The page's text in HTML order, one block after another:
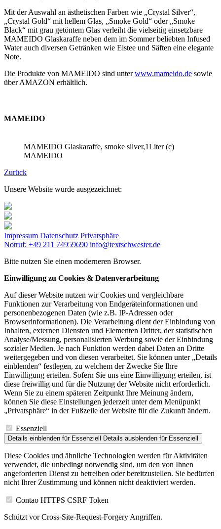
Mit der Auswahl an ästhetischen Farben wie „Crystal Silver“,
„Crystal Gold“ mit hellem Glas, „Smoke Gold“ oder „Smoke
Black“ mit grau getöntem Glas verleiht die vielseitig einsetzbare
MAMEIDO Glaskaraffe neben dem im Sommer beliebten Infused
Water auch diversen Getränken wie Eistee und Säften eine elegante
Note.
Die Produkte von MAMEIDO sind unterwww.mameido.de sowie
über AMAZON erhältlich.
MAMEIDO
MAMEIDO Glaskaraffe, smoke silver,1Liter (c)
MAMEIDO
Zurück
Unsere Website wurde ausgezeichnet:
Impressum Datenschutz Privatsphäre
Notruf: +49 211 74959690 info@textschwester.de
Bitte nutzen Sie einen moderneren Browser.
Einwilligung zu Cookies & Datenverarbeitung
Auf dieser Website nutzen wir Cookies und vergleichbare
Funktionen zur Verarbeitung von Endgeräteinformationen und
personenbezogenen Daten (wie z.B. IP-Adressen oder
Browserinformationen). Die Verarbeitung dient der Einbindung von
Inhalten, externen Diensten und Elementen Dritter, der statistischen
Analyse/Messung, personalisierten Werbung sowie der Einbindung
sozialer Medien. Je nach Funktion werden dabei Daten an Dritte
weitergegeben und von diesen verarbeitet. Sie können unter „Details
einblenden“ festlegen, zu welchem der Zwecke Sie Ihre
Einwilligung erteilen. Sofern Sie uns eine Einwilligung erteilen, ist
diese freiwillig und für die Nutzung der Website nicht erforderlich.
Wenn Sie zu einem späteren Zeitpunkt Ihre Meinung ändern,
können Sie diese Einstellungen jederzeit unter dem Menüpunkt
„Privatsphäre“ in der Fußzeile der Website für die Zukunft ändern.
Essenziell
Details einblenden für Essenziell Details ausblenden für Essenziell
Diese Cookies und ähnliche Technologien werden für Aktivitäten
verwendet, die unbedingt notwendig sind, um den von Ihnen
angeforderten Dienst zu betreiben oder bereitzustellen. Sie bedürfen
nicht Ihrer Zustimmung und können nicht deaktiviert werden.
Contao HTTPS CSRF Token
Schützt vor Cross-Site-Request-Forgery Angriffen.